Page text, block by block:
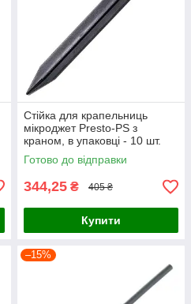
Стійка для крапельниць
мікроджет Presto-PS з
краном, в упаковці - 10 шт.
(7725)
Готово до відправки
344,25 ₴ 405 ₴
Купити
–15%